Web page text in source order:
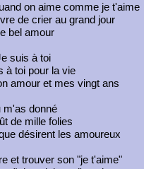
on aime comme je t'aime
de crier au grand jour
bel amour
suis à toi
à toi pour la vie
amour et mes vingt ans
m'as donné
de mille folies
désirent les amoureux
et trouver son "je t'aime"